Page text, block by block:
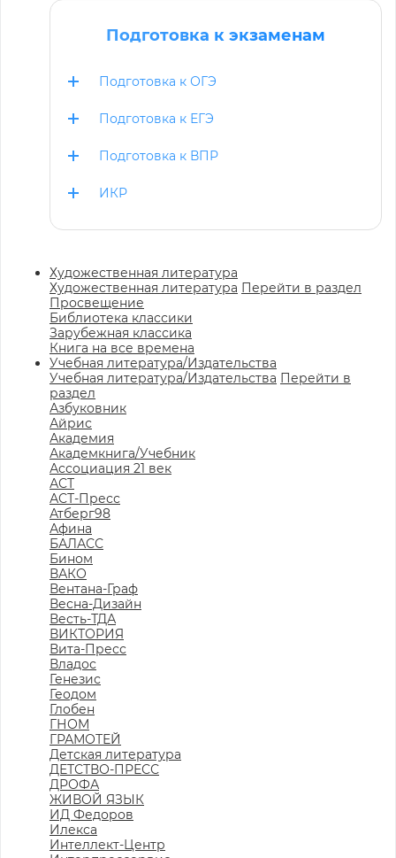
Подготовка к экзаменам
Подготовка к ОГЭ
Подготовка к ЕГЭ
Подготовка к ВПР
ИКР
Художественная литература
Художественная литература Перейти в раздел
Просвещение
Библиотека классики
Зарубежная классика
Книга на все времена
Учебная литература/Издательства
Учебная литература/Издательства Перейти в
раздел
Азбуковник
Айрис
Академия
Академкнига/Учебник
Ассоциация 21 век
АСТ
АСТ-Пресс
Атберг98
Афина
БАЛАСС
Бином
ВАКО
Вентана-Граф
Весна-Дизайн
Весть-ТДА
ВИКТОРИЯ
Вита-Пресс
Владос
Генезис
Геодом
Глобен
ГНОМ
ГРАМОТЕЙ
Детская литература
ДЕТСТВО-ПРЕСС
ДРОФА
ЖИВОЙ ЯЗЫК
ИД Федоров
Илекса
Интеллект-Центр